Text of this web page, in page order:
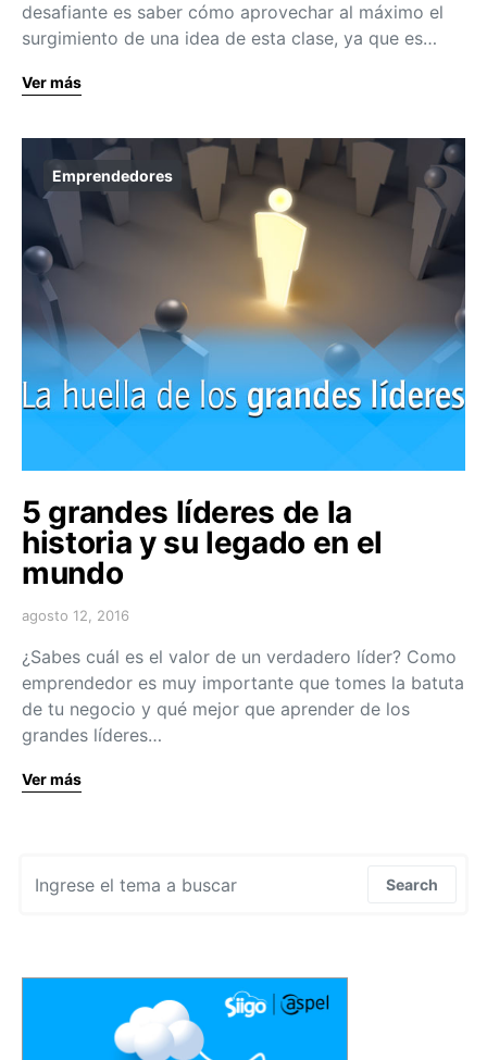
desafiante es saber cómo aprovechar al máximo el
surgimiento de una idea de esta clase, ya que es…
Ver más
Emprendedores
5 grandes líderes de la
historia y su legado en el
mundo
agosto 12, 2016
¿Sabes cuál es el valor de un verdadero líder? Como
emprendedor es muy importante que tomes la batuta
de tu negocio y qué mejor que aprender de los
grandes líderes…
Ver más
Search